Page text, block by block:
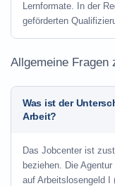
Lernformate. In der
geförderten
Allgemeine Fragen
Was ist der
Arbeit?
Das Jobcenter ist
beziehen. Die
auf Arbeitslosengeld I